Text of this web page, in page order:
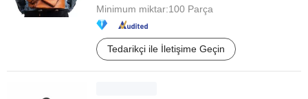
Minimum miktar:100 Parça
Tedarikçi ile İletişime Geçin